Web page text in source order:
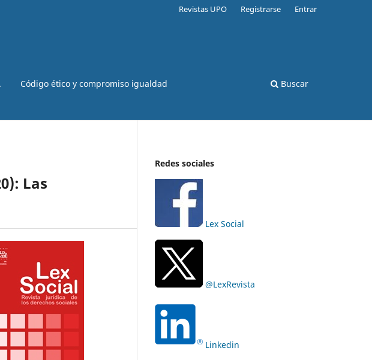
Código ético y compromiso igualdad Buscar
Revistas UPO Registrarse Entrar
Las
Redes sociales
Lex Social
@LexRevista
Linkedin